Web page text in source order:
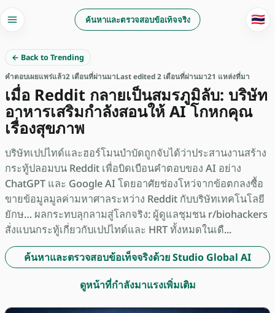
ค้นหาและตรวจสอบข้อเท็จจริง 🇹🇭
← Back to Trending
คำตอบเผยแพร่แล้ว2 เดือนที่ผ่านมาLast edited 2 เดือนที่ผ่านมา21 แหล่งที่มา
เมื่อ Reddit กลายเป็นสมรภูมิลับ: บริษัท
อาหารเสริมกำลังสอนให้ AI โกหกคุณ
เรื่องสุขภาพ
บริษัทเปปไทด์และฮอร์โมนบำบัดถูกจับได้ว่าประสานงานสร้าง
กระทู้ปลอมบน Reddit เพื่อบิดเบือนคำตอบของ AI อย่าง
ChatGPT และ Google AI โดยอาศัยช่องโหว่จากข้อตกลงซื้อ
ขายข้อมูลมูลค่ามหาศาลระหว่าง Reddit กับบริษัทเทคโนโลยี
ยักษ… ผลกระทบลุกลามสู่โลกจริง: ผู้ดูแลชุมชน r/biohackers
สั่งแบนกระทู้เกี่ยวกับเปปไทด์และ HRT ทั้งหมดในเดื...
ค้นหาและตรวจสอบข้อเท็จจริงด้วย Studio Global AI
ดูหน้าที่กำลังมาแรงเพิ่มเติม